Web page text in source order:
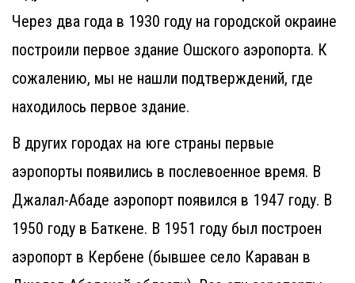
Через два года в 1930 году на городской окраине
построили первое здание Ошского аэропорта. К
сожалению, мы не нашли подтверждений, где
находилось первое здание.
В других городах на юге страны первые
аэропорты появились в послевоенное время. В
Джалал-Абаде аэропорт появился в 1947 году. В
1950 году в Баткене. В 1951 году был построен
аэропорт в Кербене (бывшее село Караван в